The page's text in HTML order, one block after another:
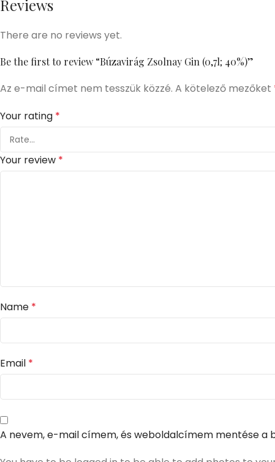
Reviews
There are no reviews yet.
Be the first to review “Búzavirág Zsolnay Gin (0,7l; 40%)”
Az e-mail címet nem tesszük közzé. A kötelező mezőket
Your rating *
Your review *
Name *
Email *
A nevem, e-mail címem, és weboldalcímem mentése a